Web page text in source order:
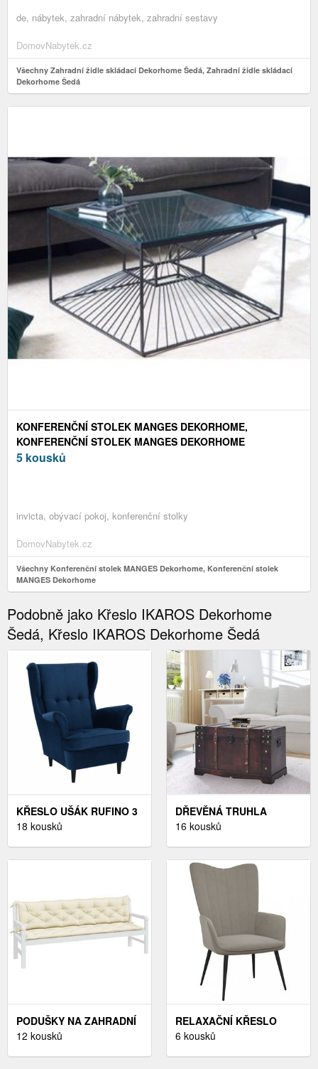
de, nábytek, zahradní nábytek, zahradní sestavy
DomovNabytek.cz
Všechny Zahradní židle skládací Dekorhome Šedá, Zahradní židle skládací
Dekorhome Šedá
KONFERENČNÍ STOLEK MANGES DEKORHOME,
KONFERENČNÍ STOLEK MANGES DEKORHOME
5 kousků
invicta, obývací pokoj, konferenční stolky
DomovNabytek.cz
Všechny Konferenční stolek MANGES Dekorhome, Konferenční stolek
MANGES Dekorhome
Podobně jako Křeslo IKAROS Dekorhome
Šedá, Křeslo IKAROS Dekorhome Šedá
KŘESLO UŠÁK RUFINO 3
NEW TEMPO KONDELA
18 kousků
DŘEVĚNÁ TRUHLA
HNĚDÁ DEKORHOME,
16 kousků
PODUŠKY NA ZAHRADNÍ
LAVICI 2KS 200CM
12 kousků
RELAXAČNÍ KŘESLO
DEKORHOME ŽLUTÁ,
6 kousků